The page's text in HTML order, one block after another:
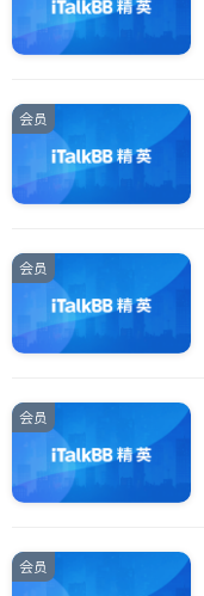
会员
会员
会员
会员